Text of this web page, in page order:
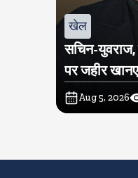
खेल
सचिन-युवराज,
पर जहीर
खरीदी टीम
Aug 5, 2026